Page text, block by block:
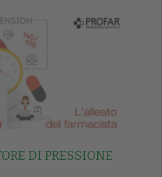
DI PRESSIONE